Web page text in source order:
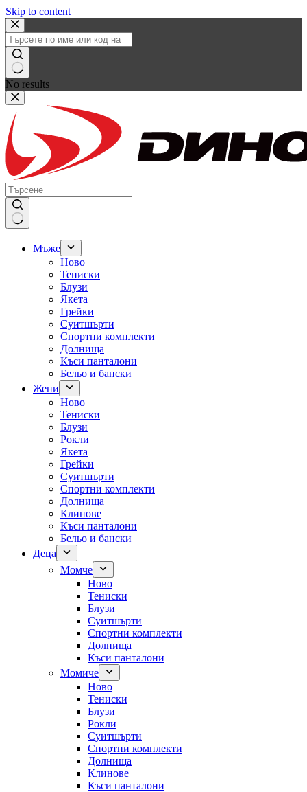
Skip to content
No results
Мъже
Ново
Тениски
Блузи
Якета
Грейки
Суитшърти
Спортни комплекти
Долнища
Къси панталони
Бельо и бански
Жени
Ново
Тениски
Блузи
Рокли
Якета
Грейки
Суитшърти
Спортни комплекти
Долнища
Клинове
Къси панталони
Бельо и бански
Деца
Момче
Ново
Тениски
Блузи
Суитшърти
Спортни комплекти
Долнища
Къси панталони
Момиче
Ново
Тениски
Блузи
Рокли
Суитшърти
Спортни комплекти
Долнища
Клинове
Къси панталони